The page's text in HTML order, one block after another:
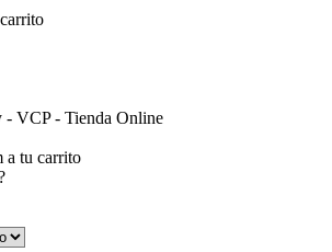
a tu carrito